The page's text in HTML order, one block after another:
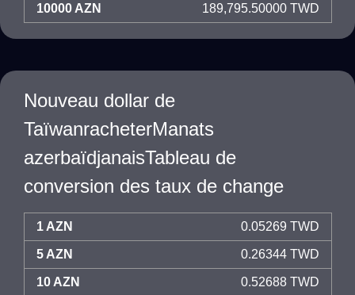
10000 AZN 189,795.50000 TWD
Nouveau dollar de
TaïwanracheterManats
azerbaïdjanaisTableau de
conversion des taux de change
1 AZN 0.05269 TWD
5 AZN 0.26344 TWD
10 AZN 0.52688 TWD